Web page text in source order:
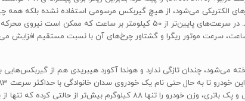
الکتریکی می‌شود، از هیچ گیربکس مرسومی استفاده نشده بلکه همه
هیدرولیکی انجام می‌شود که به هنگام اتصال، این دو پیشرانه را به هم مرتبط می‌کند. در سرعت‌های
می‌شود، چندان تازگی ندارد و هوندا آکورد هیبریدی هم از گیربکس‌هایی